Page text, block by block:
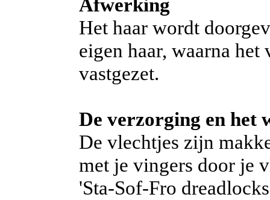
Het haar wordt
eigen haar, waarna
vastgezet.
De verzorging en het
De vlechtjes zijn
met je vingers door je
'Sta-Sof-Fro